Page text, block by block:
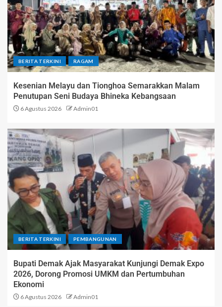
BERITA TERKINI RAGAM
Kesenian Melayu dan Tionghoa Semarakkan Malam
Penutupan Seni Budaya Bhineka Kebangsaan
6 Agustus 2026 Admin01
BERITA TERKINI PEMBANGUNAN
Bupati Demak Ajak Masyarakat Kunjungi Demak Expo
2026, Dorong Promosi UMKM dan Pertumbuhan
Ekonomi
6 Agustus 2026 Admin01